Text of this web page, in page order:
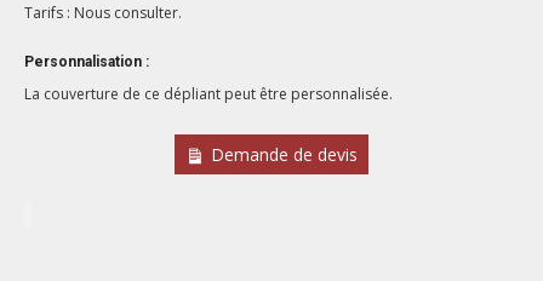
Tarifs : Nous consulter.
Personnalisation :
La couverture de ce dépliant peut être personnalisée.
Demande de devis